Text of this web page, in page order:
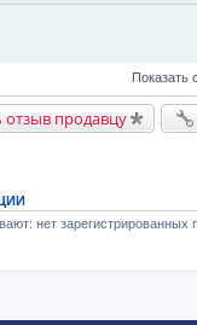
Показать
отзыв продавцу
нет зарегистрированных